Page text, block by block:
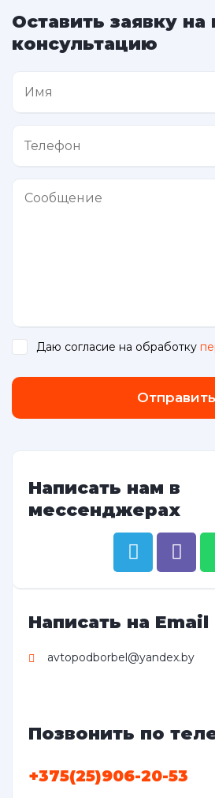
Оставить заявку
консультацию
Даю согласие на обработку
Отправить
Написать нам в
мессенджерах
Написать на Email
avtopodborbel@yandex.by
Позвонить по
+375(25)906-20-53